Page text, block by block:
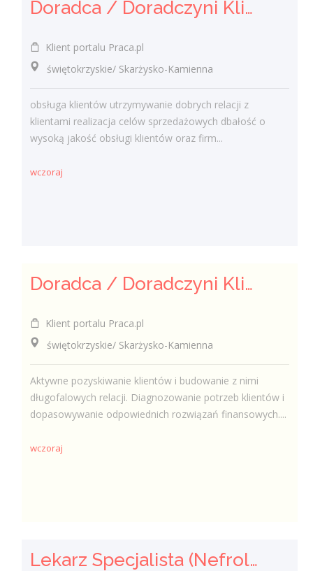
Doradca / Doradczyni Klienta (bankowość)
Klient portalu Praca.pl
świętokrzyskie/ Skarżysko-Kamienna
obsługa klientów utrzymywanie dobrych relacji z
klientami realizacja celów sprzedażowych dbałość o
wysoką jakość obsługi klientów oraz firm...
wczoraj
Doradca / Doradczyni Klienta – branża finansowa
Klient portalu Praca.pl
świętokrzyskie/ Skarżysko-Kamienna
Aktywne pozyskiwanie klientów i budowanie z nimi
długofalowych relacji. Diagnozowanie potrzeb klientów i
dopasowywanie odpowiednich rozwiązań finansowych....
wczoraj
Lekarz Specjalista (Nefrolog / Internista) (K/M/N)